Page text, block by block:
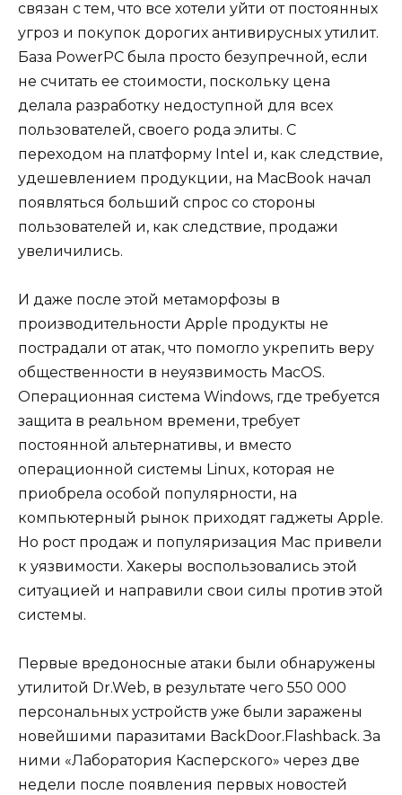
связан с тем, что все хотели уйти от постоянных
угроз и покупок дорогих антивирусных утилит.
База PowerPC была просто безупречной, если
не считать ее стоимости, поскольку цена
делала разработку недоступной для всех
пользователей, своего рода элиты. С
переходом на платформу Intel и, как следствие,
удешевлением продукции, на MacBook начал
появляться больший спрос со стороны
пользователей и, как следствие, продажи
увеличились.
И даже после этой метаморфозы в
производительности Apple продукты не
пострадали от атак, что помогло укрепить веру
общественности в неуязвимость MacOS.
Операционная система Windows, где требуется
защита в реальном времени, требует
постоянной альтернативы, и вместо
операционной системы Linux, которая не
приобрела особой популярности, на
компьютерный рынок приходят гаджеты Apple.
Но рост продаж и популяризация Mac привели
к уязвимости. Хакеры воспользовались этой
ситуацией и направили свои силы против этой
системы.
Первые вредоносные атаки были обнаружены
утилитой Dr.Web, в результате чего 550 000
персональных устройств уже были заражены
новейшими паразитами BackDoor.Flashback. За
ними «Лаборатория Касперского» через две
недели после появления первых новостей